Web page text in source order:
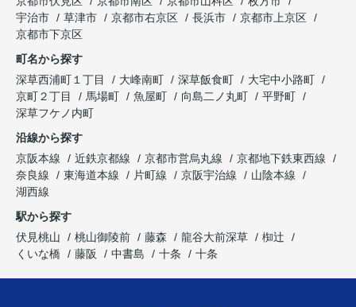
宇治市
草津市 京都市右京区 長浜市
京都市上京区
京都市下京区
町名から探す
深草西浦町１丁目
大峰南町 深草飯食町
大宅中小路町
京町２丁目
馬場町 魚屋町 向島二ノ丸町
平野町
深草フケノ内町
沿線から探す
京阪本線
近鉄京都線 京都市営烏丸線
京都地下鉄東西線
奈良線
東海道本線 片町線 京阪宇治線
山陰本線
湖西線
駅から探す
伏見桃山
桃山御陵前 藤森 龍谷大前深草
椥辻
くいな橋
藤阪 中書島 十条 十条